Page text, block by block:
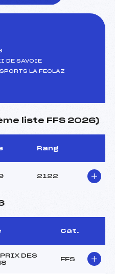
DE SAVOIE
LA FECLAZ
liste FFS 2026)
Rang
2122
Cat.
DES
FFS